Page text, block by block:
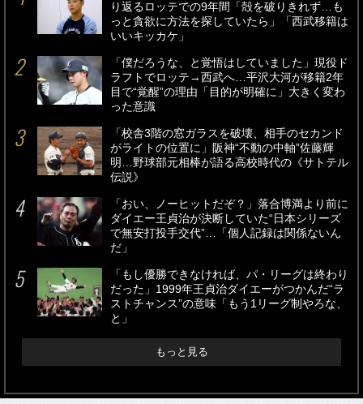
り返るロッテでの9年間「殻を破りきれず…も
っと貪欲に方法を探していたら」「西武移籍は
いいキッカケ」
「僕だろうな、と覚悟はしていました」現役ド
ラフトでロッテ→西武へ…平沢大河が移籍2年
目で“覚醒”の理由「目的が明確に」大きく変わ
った意識
「校舎3階の窓ガラスを破壊、相手のセカンド
がライトの位置に」阪神“不動の中軸”佐藤輝
明…野球部元相棒が語る高校時代の《サトテル
伝説》
「おい、ノーヒットだぞ？」落合博満より前に
ダイエー王貞治が決断していた“日本シリーズ
で無安打投手交代”…「個人記録は関係ないん
だ」
「もし優勝できなければ、パ・リーグは終わり
だった」1999年王貞治ダイエーがつかんだ“ラ
ストチャンス”の意味「もう1リーグ制やろな、
と」
もっと見る